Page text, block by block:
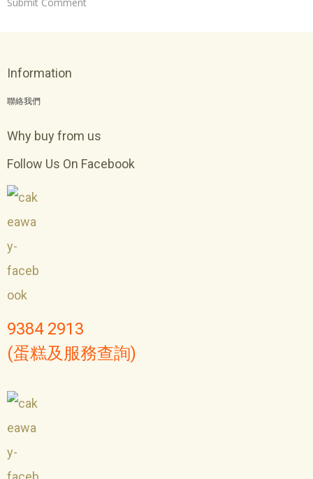
Information
聯絡我們
Why buy from us
Follow Us On Facebook
9384 2913
(蛋糕及服務查詢)